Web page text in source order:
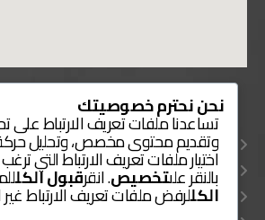
نحن نحترم خصوصيتك
تساعدنا ملفات تعريف الارتباط على
وتقديم محتوى مخصص، وتحليل حركة
اختيار ملفات تعريف الارتباط التي
بالنقر علىتخصيص. انقرقبول الكل
الكللرفض ملفات تعريف الارتباط غير